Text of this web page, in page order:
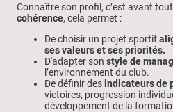
Connaître son profil, c’est avant
cohérence, cela permet :
De choisir un projet sportif
ses valeurs et ses priorités.
D'adapter son style de
l’environnement du club.
De définir desindicateurs de
victoires, progression
développement de la